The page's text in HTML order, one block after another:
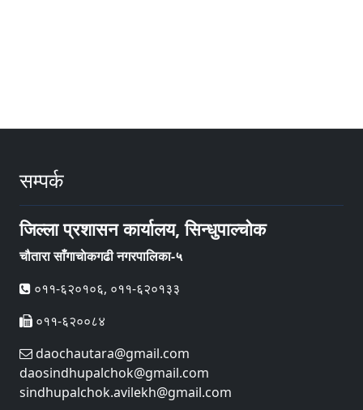
सम्पर्क
जिल्ला प्रशासन कार्यालय, सिन्धुपाल्चोक
चौतारा साँगाचाेकगढी नगरपालिका-५
०११-६२०१०६, ०११-६२०१३३
०११-६२००८४
daochautara@gmail.com
daosindhupalchok@gmail.com
sindhupalchok.avilekh@gmail.com